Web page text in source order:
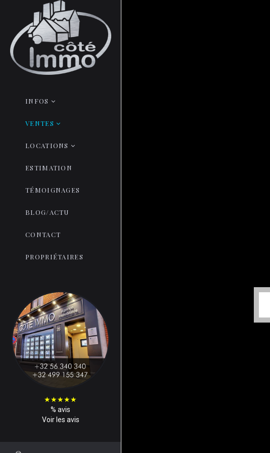
INFOS
VENTES
LOCATIONS
ESTIMATION
TÉMOIGNAGES
BLOG/ACTU
CONTACT
PROPRIÉTAIRES
★★★★★
% avis
Voir les avis